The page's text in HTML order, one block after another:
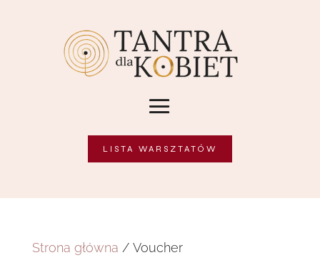
LISTA WARSZTATÓW
Strona główna / Voucher